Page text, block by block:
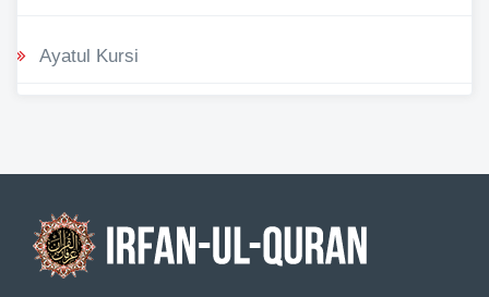
Ayatul Kursi